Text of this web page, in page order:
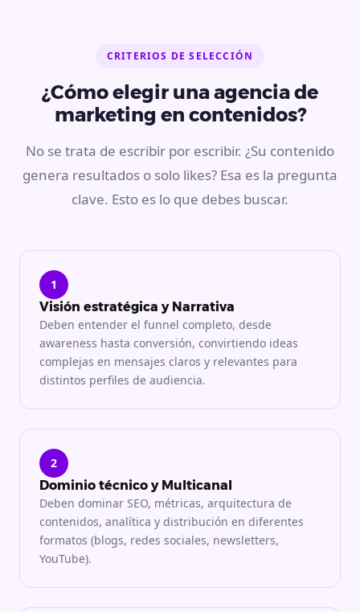
CRITERIOS DE SELECCIÓN
¿Cómo elegir una agencia de
marketing en contenidos?
No se trata de escribir por escribir. ¿Su contenido
genera resultados o solo likes? Esa es la pregunta
clave. Esto es lo que debes buscar.
1
Visión estratégica y Narrativa
Deben entender el funnel completo, desde
awareness hasta conversión, convirtiendo ideas
complejas en mensajes claros y relevantes para
distintos perfiles de audiencia.
2
Dominio técnico y Multicanal
Deben dominar SEO, métricas, arquitectura de
contenidos, analítica y distribución en diferentes
formatos (blogs, redes sociales, newsletters,
YouTube).